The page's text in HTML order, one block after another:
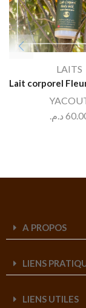
LAITS
Lait corporel
د.م.
A PROPOS
LIENS
LIENS UTILES